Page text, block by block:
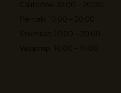
Csütörtök: 10:00 – 20:00
Péntek: 10:00 – 20:00
Szombat: 10:00 – 20:00
Vasárnap: 10:00 – 14:00